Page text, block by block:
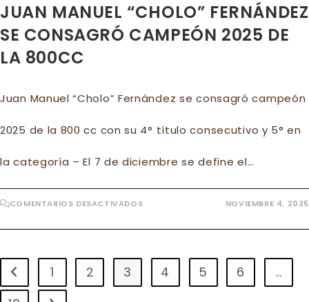
JUAN MANUEL “CHOLO” FERNÁNDEZ
SE CONSAGRÓ CAMPEÓN 2025 DE
LA 800CC
Juan Manuel “Cholo” Fernández se consagró campeón
2025 de la 800 cc con su 4° título consecutivo y 5° en
la categoría – El 7 de diciembre se define el…
COMENTARIOS DESACTIVADOSEN
“CHOLO”
CONSAGRÓ
CAMPEÓN
2025
DE
NOVIEMBRE 4, 2025
Ir a la página anterior
1 2 3 4 5 6
…